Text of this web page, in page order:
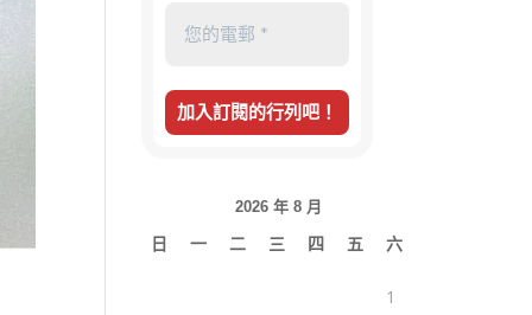
2026 年 8 月
日 一 二 三 四 五 六
1